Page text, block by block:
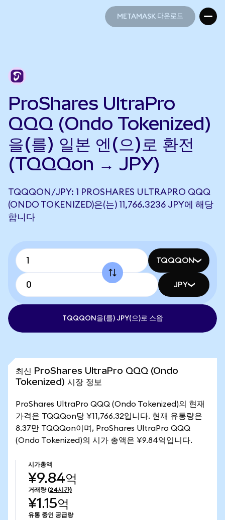
METAMASK 다운로드
ProShares UltraPro
QQQ (Ondo Tokenized)
을(를) 일본 엔(으)로 환전
(TQQQon → JPY)
TQQQON/JPY: 1 PROSHARES ULTRAPRO QQQ
(ONDO TOKENIZED)은(는) 11,766.3236 JPY에 해당
합니다
TQQQON
JPY
TQQQON을(를) JPY(으)로 스왑
최신 ProShares UltraPro QQQ (Ondo
Tokenized) 시장 정보
ProShares UltraPro QQQ (Ondo Tokenized)의 현재
가격은 TQQQon당 ¥11,766.32입니다. 현재 유통량은
8.37만 TQQQon이며, ProShares UltraPro QQQ
(Ondo Tokenized)의 시가 총액은 ¥9.84억입니다.
시가총액
¥9.84억
거래량 (24시간)
¥1.15억
유통 중인 공급량